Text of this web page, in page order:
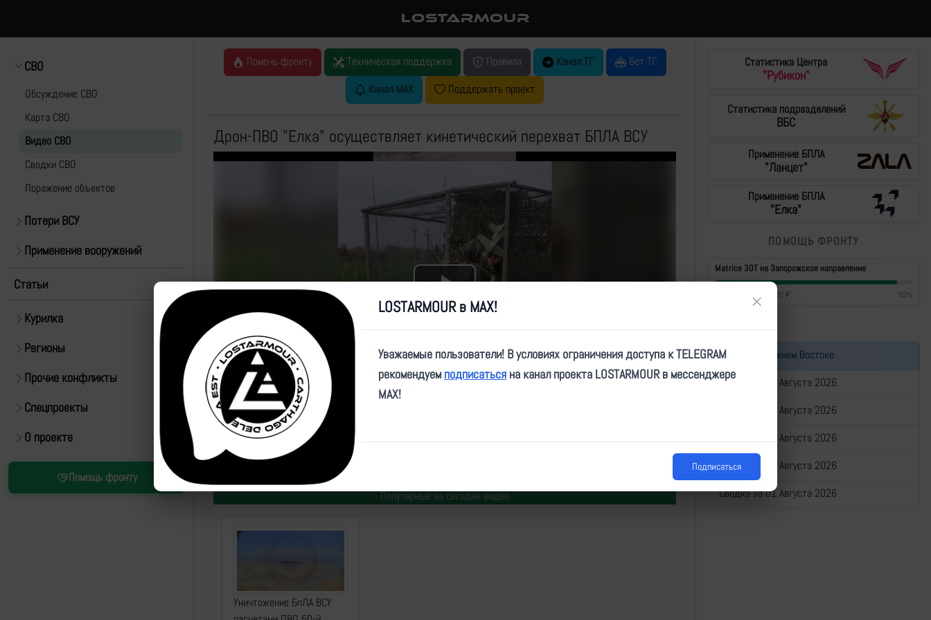
LOSTARMOUR
СВО
Обсуждение СВО
Карта СВО
Видео СВО
Cводки СВО
Поражение объектов
Потери ВСУ
Применение вооружений
Статьи
Курилка
Регионы
Прочие конфликты
Спецпроекты
О проекте
Помощь фронту
Помочь фронту Техническая поддержка Правила Канал ТГ
Бот ТГ
Канал MAX
Поддержать проект
Дрон-ПВО "Елка" осуществляет кинетический перехват БПЛА ВСУ
Play
Video
Источник:https://t.me/front797/8200
ID:82070| Автор: 2026-05-11
Популярные за сегодня видео
Уничтожение БпЛА ВСУ
Статистика Центра
"Рубикон"
Статистика подразделений
ВБС
Применение БПЛА
"Ланцет"
Применение БПЛА
"Елка"
ПОМОЩЬ ФРОНТУ
Matrice 30T на Запорожское направление
/ 500 000 ₽ 92%
Война на Ближнем Востоке
Сводка за 05 Августа 2026
Сводка за 04 Августа 2026
Сводка за 03 Августа 2026
Сводка за 02 Августа 2026
Сводка за 01 Августа 2026
LOSTARMOUR в MAX! ×
Уважаемые пользователи! В условиях ограничения доступа к TELEGRAM
рекомендуем подписаться на канал проекта LOSTARMOUR в мессенджере
MAX!
Подписаться